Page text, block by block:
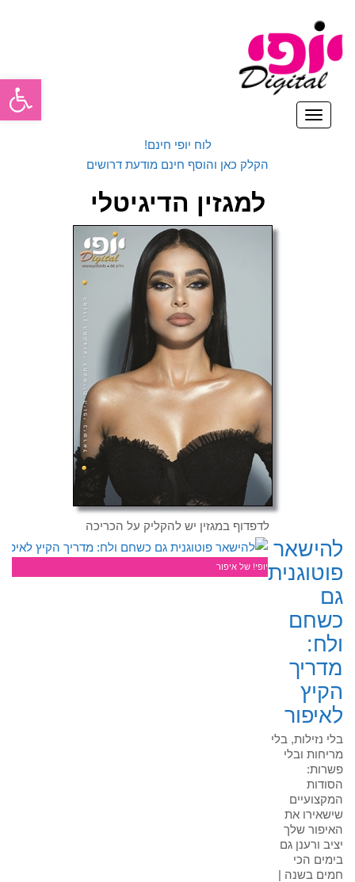
תפריט
לוח יופי חינם!
הקלק כאן והוסף חינם מודעת דרושים
למגזין הדיגיטלי
לדפדוף במגזין יש להקליק על הכריכה
להישאר
פוטוגנית
גם
כשחם
ולח:
מדריך
הקיץ
לאיפור
בלי נזילות, בלי
מריחות ובלי
פשרות:
הסודות
המקצועיים
שישאירו את
האיפור שלך
יציב ורענן גם
בימים הכי
חמים בשנה |
יופי! של איפור
פתח